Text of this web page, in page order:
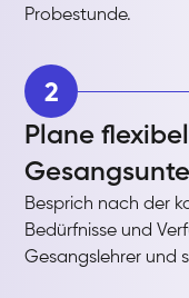
Probestunde.
2
Plane
Besprich nach der
Bedürfnisse und
Gesangslehrer und